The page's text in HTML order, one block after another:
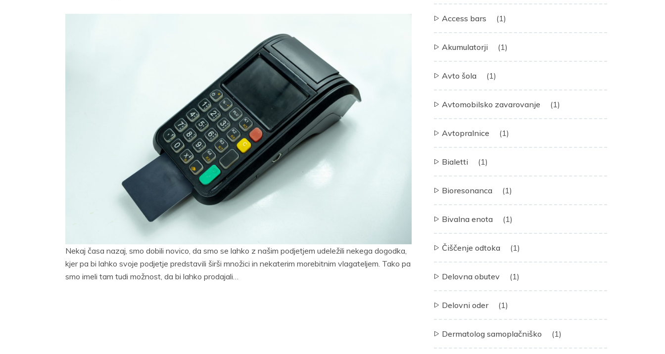
Nekaj časa nazaj, smo dobili novico, da smo se lahko z našim podjetjem udeležili nekega dogodka,
kjer pa bi lahko svoje podjetje predstavili širši množici in nekaterim morebitnim vlagateljem. Tako pa
smo imeli tam tudi možnost, da bi lahko prodajali…
Access bars (1)
Akumulatorji (1)
Avto šola (1)
Avtomobilsko zavarovanje (1)
Avtopralnice (1)
Bialetti (1)
Bioresonanca (1)
Bivalna enota (1)
Čiščenje odtoka (1)
Delovna obutev (1)
Delovni oder (1)
Dermatolog samoplačniško (1)